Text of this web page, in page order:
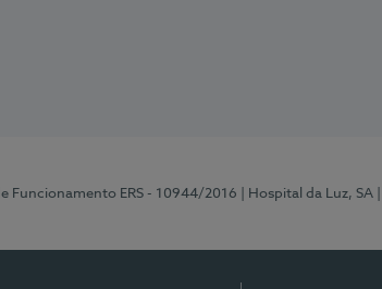
Funcionamento ERS - 10944/2016 | Hospital da Luz, SA